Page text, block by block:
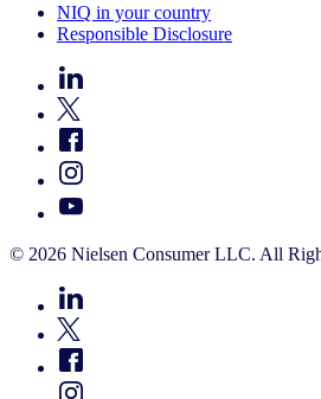
NIQ in your country
Responsible Disclosure
© 2026 Nielsen Consumer LLC. All